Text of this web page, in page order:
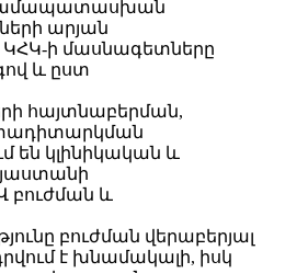
համապատասխան
արյան
ԿՀԿ-ի մասնագետները
և ըստ
հայտնաբերման,
են կլինիկական և
և
բուժման վերաբերյալ
է խնամակալի, իսկ